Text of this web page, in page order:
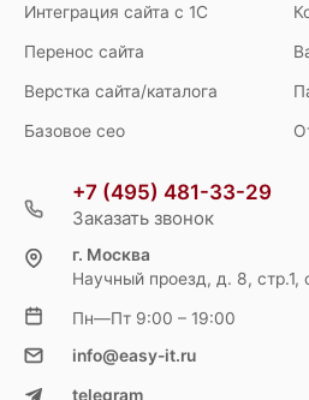
Интеграция сайта с 1С
Перенос сайта
Верстка сайта/каталога
Базовое сео
+7 (495) 481-33-29
Заказать звонок
г. Москва
Научный проезд, д. 8, стр.1,
Пн—Пт 9:00 – 19:00
info@easy-it.ru
telegram